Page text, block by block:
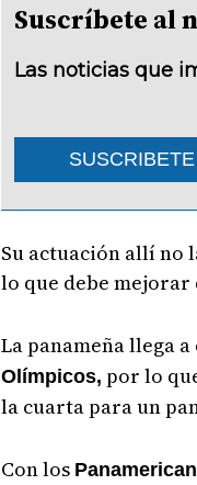
Suscríbete al
Las noticias que
SUSCRIBETE
Su actuación allí no
lo que debe mejorar
La panameña llega
Olímpicos, por lo
la cuarta para un
Con los